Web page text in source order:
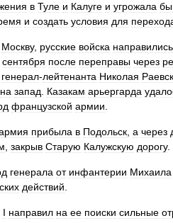
в Туле и Калуге и угрожала бы
и создать условия для
Москву, русские войска направились
сентября после переправы через
генерал-лейтенанта Николая
на запад Казакам арьергарда
французской армии
прибыла в Подольск а через
закрыв Старую Калужскую дорогу.
генерала от инфантерии Михаила
действий
I направил на ее поиски сильные